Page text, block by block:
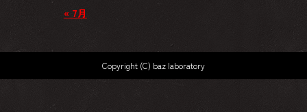
« 7月
Copyright (C) baz laboratory